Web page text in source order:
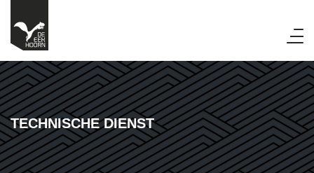
TECHNISCHE DIENST